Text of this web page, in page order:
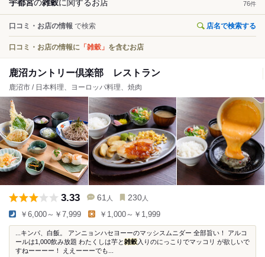
宇都宮の雑穀に関するお店 76件
口コミ・お店の情報 で検索 店名で検索する
口コミ・お店の情報に 「雑穀」 を含むお店
鹿沼カントリー倶楽部 レストラン
鹿沼市 / 日本料理、ヨーロッパ料理、焼肉
3.33 61 人 230 人
￥6,000～￥7,999 ￥1,000～￥1,999
...キンパ、白飯。 アンニョンハセヨーーのマッシスムニダー 全部旨い！ アルコ
ールは1,000飲み放題 わたくしは芋と雑穀入りのにっこりでマッコリ が欲しいで
すねーーーー！ ええーーーでも...